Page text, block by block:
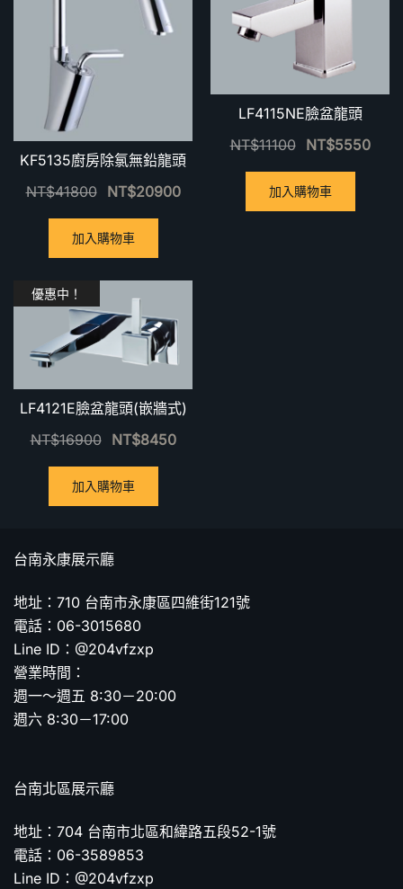
KF5135廚房除氯無鉛龍頭
NT$41800 NT$20900
加入購物車
LF4115NE臉盆龍頭
NT$11100 NT$5550
加入購物車
優惠中！
LF4121E臉盆龍頭(嵌牆式)
NT$16900 NT$8450
加入購物車
台南永康展示廳
地址：710 台南市永康區四維街121號
電話：06-3015680
Line ID：@204vfzxp
營業時間：
週一～週五 8:30－20:00
週六 8:30－17:00
台南北區展示廳
地址：704 台南市北區和緯路五段52-1號
電話：06-3589853
Line ID：@204vfzxp